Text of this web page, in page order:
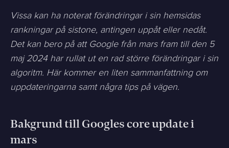
Vissa kan ha noterat förändringar i sin hemsidas
rankningar på sistone, antingen uppåt eller nedåt.
Det kan bero på att Google från mars fram till den 5
maj 2024 har rullat ut en rad större förändringar i sin
algoritm. Här kommer en liten sammanfattning om
uppdateringarna samt några tips på vägen.
Bakgrund till Googles core update i
mars